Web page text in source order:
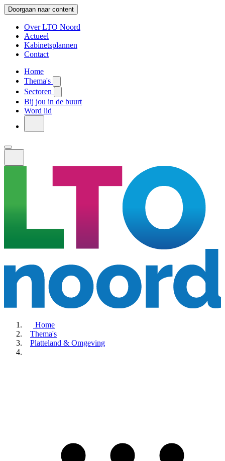
Doorgaan naar content
Over LTO Noord
Actueel
Kabinetsplannen
Contact
Home
Thema's
Sectoren
Bij jou in de buurt
Word lid
Home
Thema's
Platteland & Omgeving